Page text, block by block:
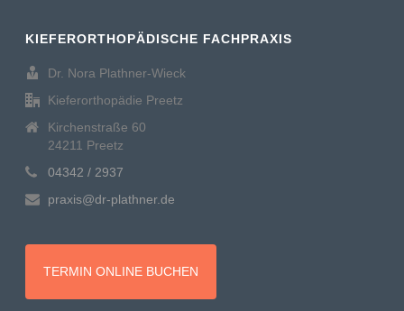
KIEFERORTHOPÄDISCHE FACHPRAXIS
Dr. Nora Plathner-Wieck
Kieferorthopädie Preetz
Kirchenstraße 60
24211 Preetz
04342 / 2937
praxis@dr-plathner.de
TERMIN ONLINE BUCHEN